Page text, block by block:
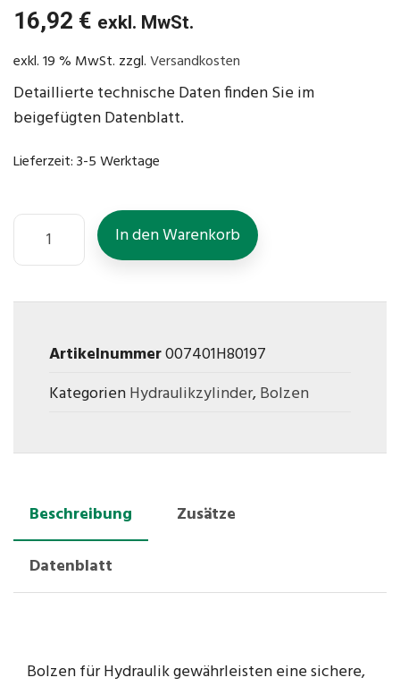
16,92 € exkl. MwSt.
exkl. 19 % MwSt. zzgl.Versandkosten
Detaillierte technische Daten finden Sie im
beigefügten Datenblatt.
Lieferzeit:3-5 Werktage
In den Warenkorb
Artikelnummer007401H80197
KategorienHydraulikzylinder,Bolzen
Beschreibung
Zusätze
Datenblatt
Bolzen für Hydraulik gewährleisten eine sichere,